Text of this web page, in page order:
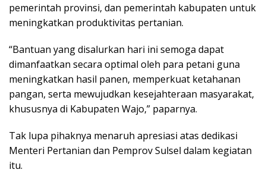
pemerintah provinsi, dan pemerintah kabupaten untuk
meningkatkan produktivitas pertanian.
“Bantuan yang disalurkan hari ini semoga dapat
dimanfaatkan secara optimal oleh para petani guna
meningkatkan hasil panen, memperkuat ketahanan
pangan, serta mewujudkan kesejahteraan masyarakat,
khususnya di Kabupaten Wajo,” paparnya.
Tak lupa pihaknya menaruh apresiasi atas dedikasi
Menteri Pertanian dan Pemprov Sulsel dalam kegiatan
itu.